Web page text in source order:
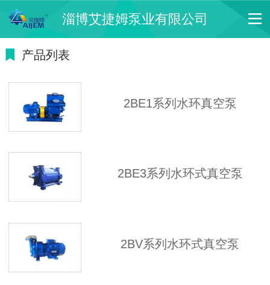
淄博艾捷姆泵业有限公司
产品列表
2BE1系列水环真空泵
2BE3系列水环式真空泵
2BV系列水环式真空泵